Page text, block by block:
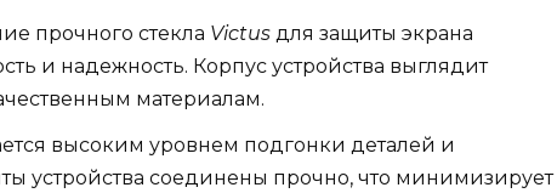
прочного стекла Victus для защиты экрана
и надежность. Корпус устройства выглядит
материалам.
высоким уровнем подгонки деталей и
устройства соединены прочно, что минимизирует